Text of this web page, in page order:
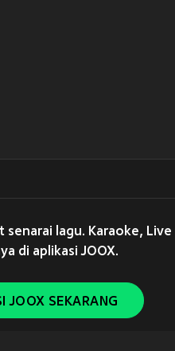
lagu. Karaoke, Live
di aplikasi JOOX.
JOOX SEKARANG